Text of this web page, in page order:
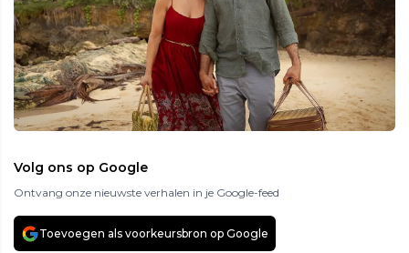
Volg ons op Google
Ontvang onze nieuwste verhalen in je Google-feed
Toevoegen als voorkeursbron op Google